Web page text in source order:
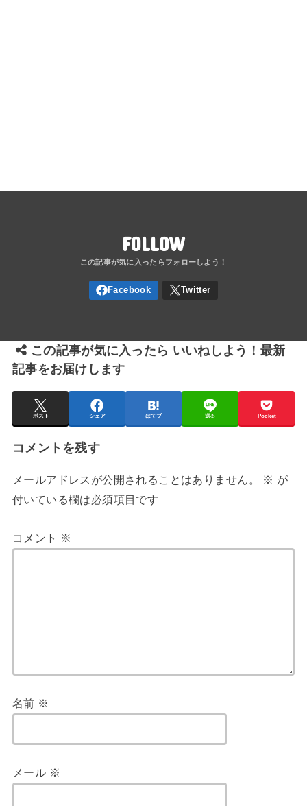
FOLLOW
この記事が気に入ったら いいねしよう！最新
記事をお届けします
ポスト シェア はてブ 送る Pocket
コメントを残す
メールアドレスが公開されることはありません。 ※ が
付いている欄は必須項目です
コメント ※
名前 ※
メール ※